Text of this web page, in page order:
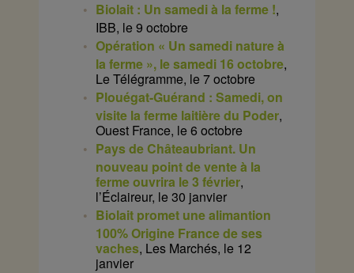
Biolait : Un samedi à la ferme !,
IBB, le 9 octobre
Opération « Un samedi nature à
la ferme », le samedi 16 octobre,
Le Télégramme, le 7 octobre
Plouégat-Guérand : Samedi, on
visite la ferme laitière du Poder,
Ouest France, le 6 octobre
Pays de Châteaubriant. Un
nouveau point de vente à la
ferme ouvrira le 3 février,
l’Éclaireur, le 30 janvier
Biolait promet une alimantion
100% Origine France de ses
vaches, Les Marchés, le 12
janvier